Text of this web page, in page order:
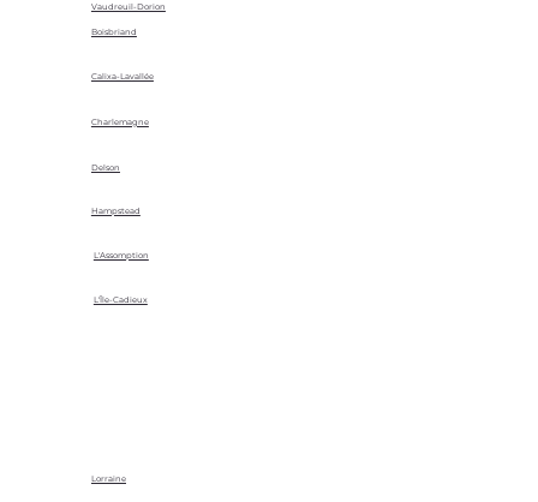
Vaudreuil-Dorion
Boisbriand
Calixa-Lavallée
Charlemagne
Delson
Hampstead
L'Assomption
L'Île-Cadieux
Lorraine